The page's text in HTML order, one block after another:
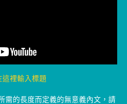
這裡輸入標題
需的長度而定義的無意義內文，請